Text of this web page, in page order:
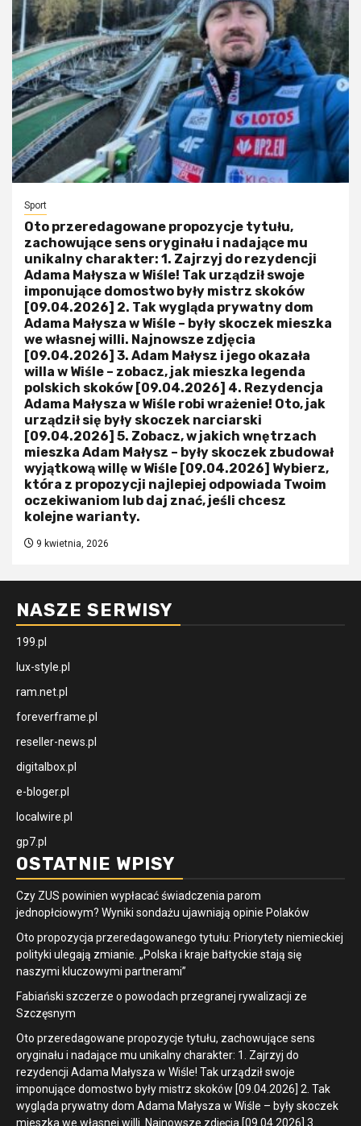
Sport
Oto przeredagowane propozycje tytułu,
zachowujące sens oryginału i nadające mu
unikalny charakter: 1. Zajrzyj do rezydencji
Adama Małysza w Wiśle! Tak urządził swoje
imponujące domostwo były mistrz skoków
[09.04.2026] 2. Tak wygląda prywatny dom
Adama Małysza w Wiśle – były skoczek mieszka
we własnej willi. Najnowsze zdjęcia
[09.04.2026] 3. Adam Małysz i jego okazała
willa w Wiśle – zobacz, jak mieszka legenda
polskich skoków [09.04.2026] 4. Rezydencja
Adama Małysza w Wiśle robi wrażenie! Oto, jak
urządził się były skoczek narciarski
[09.04.2026] 5. Zobacz, w jakich wnętrzach
mieszka Adam Małysz – były skoczek zbudował
wyjątkową willę w Wiśle [09.04.2026] Wybierz,
która z propozycji najlepiej odpowiada Twoim
oczekiwaniom lub daj znać, jeśli chcesz
kolejne warianty.
9 kwietnia, 2026
NASZE SERWISY
199.pl
lux-style.pl
ram.net.pl
foreverframe.pl
reseller-news.pl
digitalbox.pl
e-bloger.pl
localwire.pl
gp7.pl
OSTATNIE WPISY
Czy ZUS powinien wypłacać świadczenia parom
jednopłciowym? Wyniki sondażu ujawniają opinie Polaków
Oto propozycja przeredagowanego tytułu: Priorytety niemieckiej
polityki ulegają zmianie. „Polska i kraje bałtyckie stają się
naszymi kluczowymi partnerami”
Fabiański szczerze o powodach przegranej rywalizacji ze
Szczęsnym
Oto przeredagowane propozycje tytułu, zachowujące sens
oryginału i nadające mu unikalny charakter: 1. Zajrzyj do
rezydencji Adama Małysza w Wiśle! Tak urządził swoje
imponujące domostwo były mistrz skoków [09.04.2026] 2. Tak
wygląda prywatny dom Adama Małysza w Wiśle – były skoczek
mieszka we własnej willi. Najnowsze zdjęcia [09.04.2026] 3.